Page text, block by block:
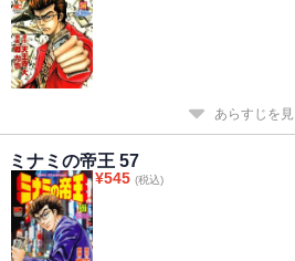
あらすじを
ミナミの帝王 57
¥545 (税込)